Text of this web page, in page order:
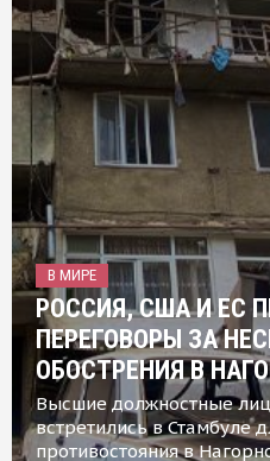
В МИРЕ
РОССИЯ, США И ЕС
ПЕРЕГОВОРЫ ЗА
ОБОСТРЕНИЯ В
Высшие должностные
встретились в Стамбуле
противостояния в